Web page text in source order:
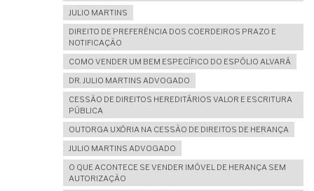
JULIO MARTINS
DIREITO DE PREFERÊNCIA DOS COERDEIROS PRAZO E
NOTIFICAÇÃO
COMO VENDER UM BEM ESPECÍFICO DO ESPÓLIO ALVARÁ
DR. JULIO MARTINS ADVOGADO
CESSÃO DE DIREITOS HEREDITÁRIOS VALOR E ESCRITURA
PÚBLICA
OUTORGA UXÓRIA NA CESSÃO DE DIREITOS DE HERANÇA
JULIO MARTINS ADVOGADO
O QUE ACONTECE SE VENDER IMÓVEL DE HERANÇA SEM
AUTORIZAÇÃO